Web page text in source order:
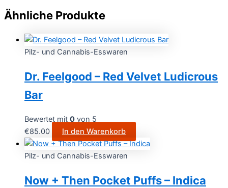
Ähnliche Produkte
Pilz- und Cannabis-Esswaren
Dr. Feelgood – Red Velvet Ludicrous
Bar
Bewertet mit 0 von 5
€85.00 In den Warenkorb
Pilz- und Cannabis-Esswaren
Now + Then Pocket Puffs – Indica